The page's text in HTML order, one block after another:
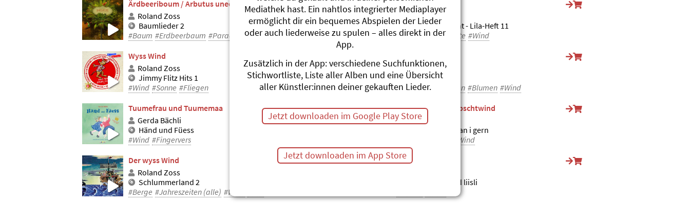
Ärdbeeriboum / Arbutus unedo
Roland Zoss
Baumlieder 2
#Baum #Erdbeerbaum #Paradies #Wind
Windmüli
Andrew Bond
Oisi vier Elemänt - Lila-Heft 11
#Luft #Vier Elemente #Wind
Wyss Wind
Roland Zoss
Jimmy Flitz Hits 1
#Wind #Sonne #Fliegen
Gerda Bächli
Traumschiffli
#Sommer
#Pflanzen #Blumen #Wind
Tuumefrau und Tuumemaa
Gerda Bächli
Händ und Füess
#Wind #Fingervers
Hui, blaast de Herbschtwind
Andrew Bond
Zimetschtern han i gern
#Wind
Der wyss Wind
Roland Zoss
Schlummerland 2
#Berge #Jahreszeiten (alle) #Wind
Windmüli
Maieriisli lüüted liisli
Mediathek hast. Ein nahtlos integrierter Mediaplayer
ermöglicht dir ein bequemes Abspielen der Lieder
oder auch liederweise zu spulen – alles direkt in der
App.
Zusätzlich in der App: verschiedene Suchfunktionen,
Stichwortliste, Liste aller Alben und eine Übersicht
aller Künstler:innen deiner gekauften Lieder.
Jetzt downloaden im Google Play Store
Jetzt downloaden im App Store